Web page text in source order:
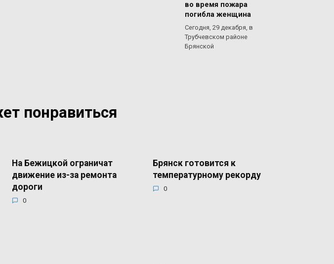
во время пожара
погибла женщина
Сегодня, 29 декабря, в
Трубчевском районе
Брянской
понравиться
На Бежицкой ограничат
движение из-за ремонта
дороги
0
Брянск готовится к
температурному рекорду
0